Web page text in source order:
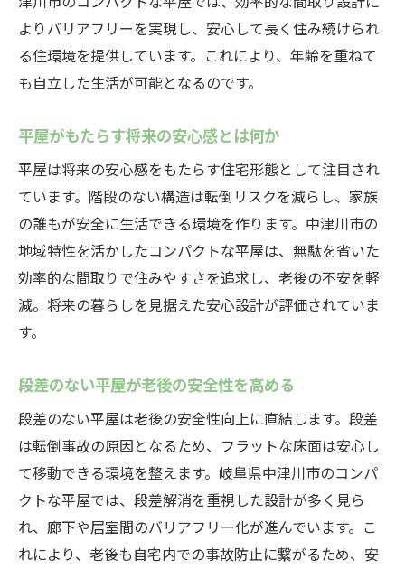
よりバリアフリーを実現し、安心して長く住み続けられ
る住環境を提供しています。これにより、年齢を重ねて
も自立した生活が可能となるのです。
平屋がもたらす将来の安心感とは何か
平屋は将来の安心感をもたらす住宅形態として注目され
ています。階段のない構造は転倒リスクを減らし、家族
の誰もが安全に生活できる環境を作ります。中津川市の
地域特性を活かしたコンパクトな平屋は、無駄を省いた
効率的な間取りで住みやすさを追求し、老後の不安を軽
減。将来の暮らしを見据えた安心設計が評価されていま
す。
段差のない平屋が老後の安全性を高める
段差のない平屋は老後の安全性向上に直結します。段差
は転倒事故の原因となるため、フラットな床面は安心し
て移動できる環境を整えます。岐阜県中津川市のコンパ
クトな平屋では、段差解消を重視した設計が多く見ら
れ、廊下や居室間のバリアフリー化が進んでいます。こ
れにより、老後も自宅内での事故防止に繋がるため、安